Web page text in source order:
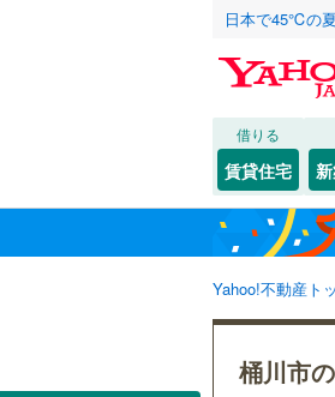
日本で45℃の
借りる
賃貸住宅
Yahoo!不動産ト
桶川市の
北海道
東北
関東
さいた
JR
こだわ